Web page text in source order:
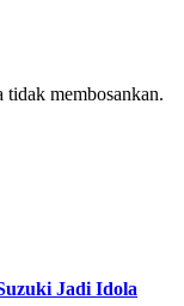
membosankan.
Jadi Idola